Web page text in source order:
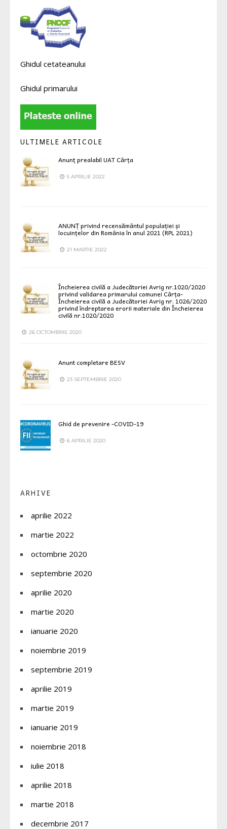
Ghidul cetateanului
Ghidul primarului
ULTIMELE ARTICOLE
Anunț prealabil UAT Cârța
5 APRILIE 2022
ANUNȚ privind recensământul populației și
locuințelor din România în anul 2021 (RPL 2021)
21 MARTIE 2022
Încheierea civilă a Judecătoriei Avrig nr.1020/2020
privind validarea primarului comunei Cârța-
Încheierea civilă a Judecătoriei Avrig nr. 1026/2020
privind îndreptarea erorii materiale din Încheierea
civilă nr.1020/2020
26 OCTOMBRIE 2020
Anunt completare BESV
23 SEPTEMBRIE 2020
Ghid de prevenire -COVID-19
6 APRILIE 2020
ARHIVE
aprilie 2022
martie 2022
octombrie 2020
septembrie 2020
aprilie 2020
martie 2020
ianuarie 2020
noiembrie 2019
septembrie 2019
aprilie 2019
martie 2019
ianuarie 2019
noiembrie 2018
iulie 2018
aprilie 2018
martie 2018
decembrie 2017